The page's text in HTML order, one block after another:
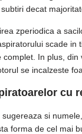
decat
zperiodica a
scade in
complet. In plus, din
se incalzeste
cu
si
forma de cel mai